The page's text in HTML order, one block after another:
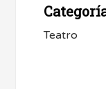
Teatro